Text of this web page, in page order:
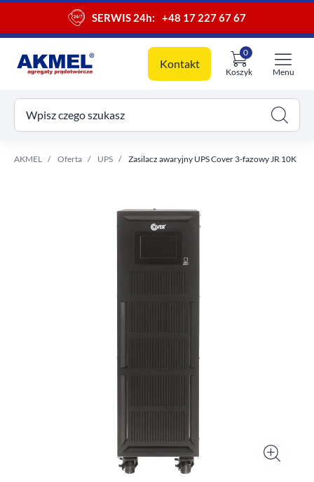
SERWIS 24h: +48 17 227 67 67
Kontakt
Koszyk
0
koszyk
Menu
Wpisz czego szukasz
AKMEL Oferta UPS Zasilacz awaryjny UPS Cover 3-fazowy JR 10K